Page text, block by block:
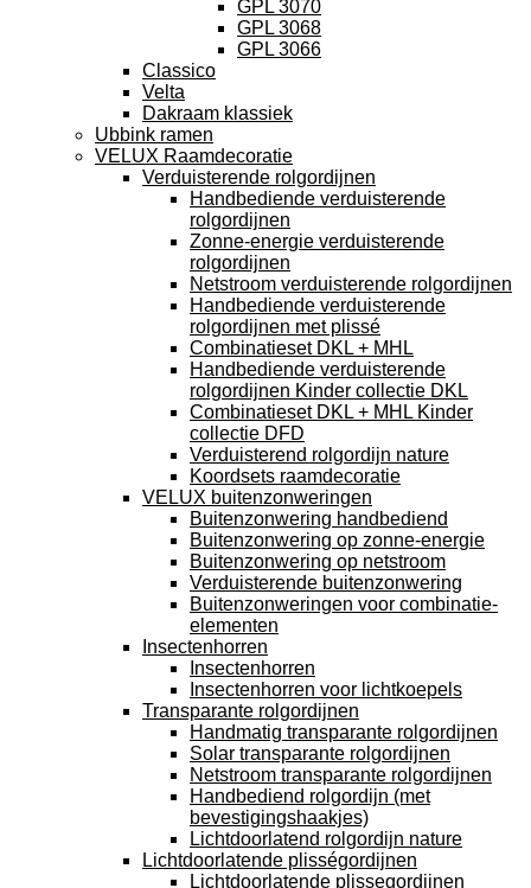
GPL 3070
GPL 3068
GPL 3066
Classico
Velta
Dakraam klassiek
Ubbink ramen
VELUX Raamdecoratie
Verduisterende rolgordijnen
Handbediende verduisterende
rolgordijnen
Zonne-energie verduisterende
rolgordijnen
Netstroom verduisterende rolgordijnen
Handbediende verduisterende
rolgordijnen met plissé
Combinatieset DKL + MHL
Handbediende verduisterende
rolgordijnen Kinder collectie DKL
Combinatieset DKL + MHL Kinder
collectie DFD
Verduisterend rolgordijn nature
Koordsets raamdecoratie
VELUX buitenzonweringen
Buitenzonwering handbediend
Buitenzonwering op zonne-energie
Buitenzonwering op netstroom
Verduisterende buitenzonwering
Buitenzonweringen voor combinatie-
elementen
Insectenhorren
Insectenhorren
Insectenhorren voor lichtkoepels
Transparante rolgordijnen
Handmatig transparante rolgordijnen
Solar transparante rolgordijnen
Netstroom transparante rolgordijnen
Handbediend rolgordijn (met
bevestigingshaakjes)
Lichtdoorlatend rolgordijn nature
Lichtdoorlatende plisségordijnen
Lichtdoorlatende plissegordijnen